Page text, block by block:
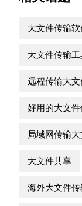
大文件传输软
大文件传输工
远程传输大
好用的大文
局域网传输
大文件共享
海外大文件